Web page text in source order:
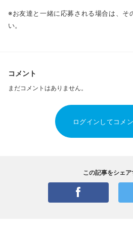
※お友達と一緒に応募される場合は、そ
い。
コメント
まだコメントはありません。
ログインしてコメ
この記事をシェア